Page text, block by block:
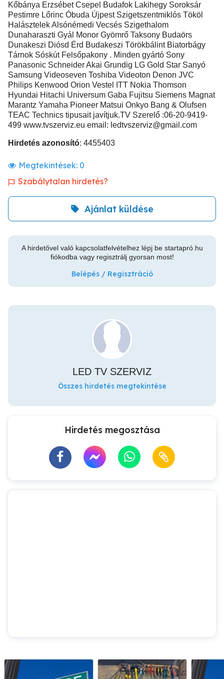
Kőbánya Erzsébet Csepel Budafok Lakihegy Soroksár
Pestimre Lőrinc Óbuda Újpest Szigetszentmiklós Tököl
Halásztelek Alsónémedi Vecsés Szigethalom
Dunaharaszti Gyál Monor Gyömrő Taksony Budaörs
Dunakeszi Diósd Érd Budakeszi Törökbálint Biatorbágy
Tárnok Sóskút Felsőpakony . Minden gyártó Sony
Panasonic Schneider Akai Grundig LG Gold Star Sanyó
Samsung Videoseven Toshiba Videoton Denon JVC
Philips Kenwood Orion Vestel ITT Nokia Thomson
Hyundai Hitachi Universum Gaba Fujitsu Siemens Magnat
Marantz Yamaha Pioneer Matsui Onkyo Bang & Olufsen
TEAC Technics tipusait javítjuk.TV Szerelő :06-20-9419-
499 www.tvszerviz.eu email: ledtvszerviz@gmail.com
Hirdetés azonosító: 4455403
Megtekintések: 0
Szabálytalan hirdetés?
Ajánlat küldése
A hirdetővel való kapcsolatfelvételhez lépj be startapró.hu
fiókodba vagy regisztrálj gyorsan most!
Belépés / Regisztráció
LED TV SZERVIZ
Összes hirdetés megtekintése
Hirdetés megosztása